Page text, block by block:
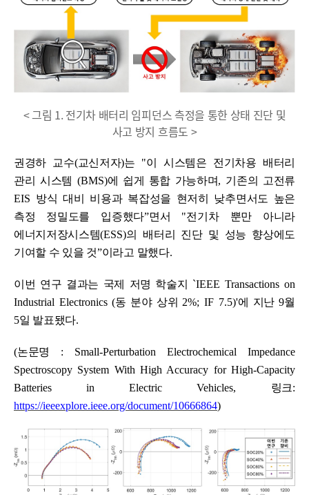
< 그림 1. 전기차 배터리 임피던스 측정을 통한 상태 진단 및
사고 방지 흐름도 >
권경하 교수(교신저자)는 "이
시스템은 전기차용 배터리
관리 시스템 (BMS)에 쉽게 통합 가능하며, 기존의 고전류
EIS 방식 대비 비용과 복잡성을 현저히 낮추면서도 높은
측정 정밀도를 입증했다ˮ면서 "전기차 뿐만 아니라
에너지저장시스템(ESS)의 배터리 진단 및 성능 향상에도
기여할 수 있을 것ˮ이라고 말했다.
이번 연구 결과는 국제 저명 학술지 `IEEE Transactions on
Industrial Electronics (동 분야 상위2%; IF 7.5)'에 지난9월
5일 발표됐다.
(논문명 : Small-Perturbation Electrochemical Impedance
Spectroscopy System With High Accuracy for High-Capacity
Batteries in Electric Vehicles, 링크:
https://ieeexplore.ieee.org/document/10666864)